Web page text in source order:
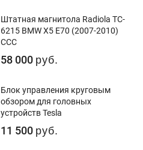
Штатная магнитола Radiola TC-
6215 BMW X5 E70 (2007-2010)
CCC
58 000 руб.
Блок управления круговым
обзором для головных
устройств Tesla
11 500 руб.